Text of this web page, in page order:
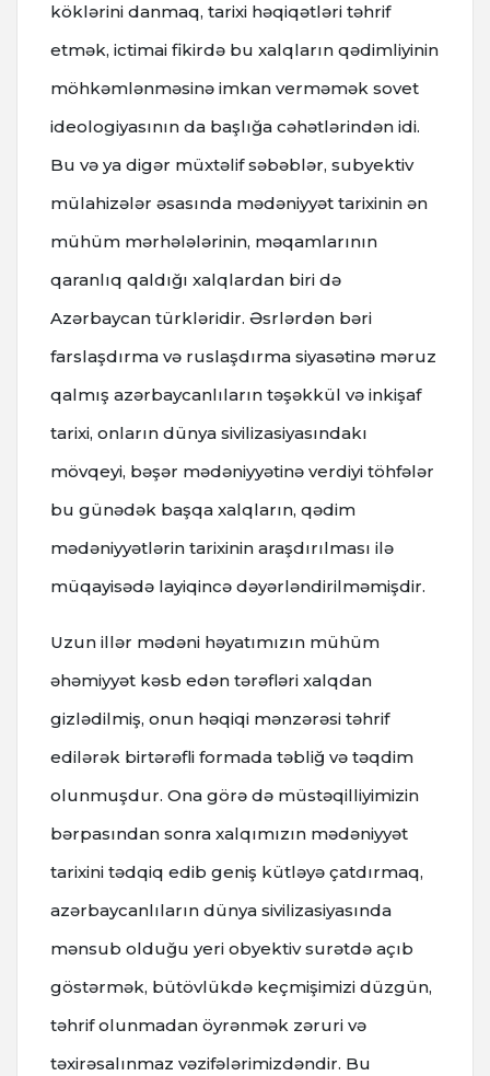
köklərini danmaq, tarixi həqiqətləri təhrif
etmək, ictimai fikirdə bu xalqların qədimliyinin
möhkəmlənməsinə imkan verməmək sovet
ideologiyasının da başlığa cəhətlərindən idi.
Bu və ya digər müxtəlif səbəblər, subyektiv
mülahizələr əsasında mədəniyyət tarixinin ən
mühüm mərhələlərinin, məqamlarının
qaranlıq qaldığı xalqlardan biri də
Azərbaycan türkləridir. Əsrlərdən bəri
farslaşdırma və ruslaşdırma siyasətinə məruz
qalmış azərbaycanlıların təşəkkül və inkişaf
tarixi, onların dünya sivilizasiyasındakı
mövqeyi, bəşər mədəniyyətinə verdiyi töhfələr
bu günədək başqa xalqların, qədim
mədəniyyətlərin tarixinin araşdırılması ilə
müqayisədə layiqincə dəyərləndirilməmişdir.
Uzun illər mədəni həyatımızın mühüm
əhəmiyyət kəsb edən tərəfləri xalqdan
gizlədilmiş, onun həqiqi mənzərəsi təhrif
edilərək birtərəfli formada təbliğ və təqdim
olunmuşdur. Ona görə də müstəqilliyimizin
bərpasından sonra xalqımızın mədəniyyət
tarixini tədqiq edib geniş kütləyə çatdırmaq,
azərbaycanlıların dünya sivilizasiyasında
mənsub olduğu yeri obyektiv surətdə açıb
göstərmək, bütövlükdə keçmişimizi düzgün,
təhrif olunmadan öyrənmək zəruri və
təxirəsalınmaz vəzifələrimizdəndir. Bu